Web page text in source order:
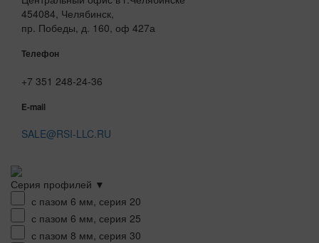
454084, Челябинск,
пр. Победы, д. 160, оф 427а
Телефон
+7 351 248-24-36
E-mail
SALE@RSI-LLC.RU
Серия профилей ▼
с пазом 6 мм, серия 20
с пазом 6 мм, серия 25
с пазом 8 мм, серия 30